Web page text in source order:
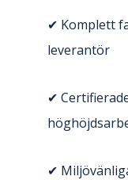
✔ Komplett
leverantör
✔
✔